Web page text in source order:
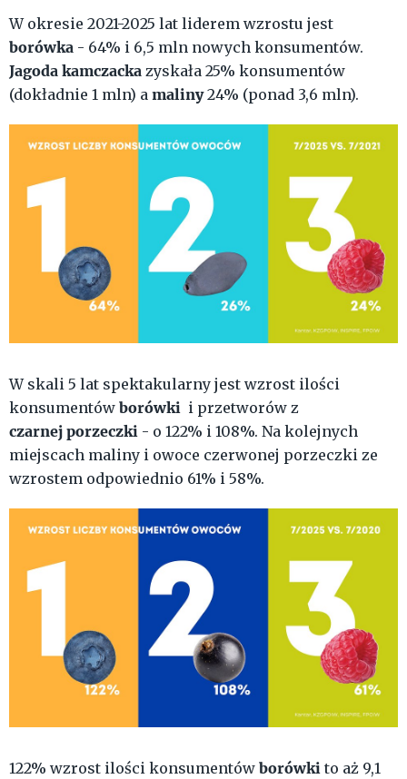
W okresie 2021-2025 lat liderem wzrostu jest
borówka - 64% i 6,5 mln nowych konsumentów.
Jagoda kamczacka zyskała 25% konsumentów
(dokładnie 1 mln) a maliny24% (ponad 3,6 mln).
W skali 5 lat spektakularny jest wzrost ilości
konsumentów borówki i przetworów z
czarnejporzeczki - o 122% i 108%. Na kolejnych
miejscach maliny i owoce czerwonej porzeczki ze
wzrostem odpowiednio 61% i 58%.
122% wzrost ilości konsumentów borówki to aż 9,1